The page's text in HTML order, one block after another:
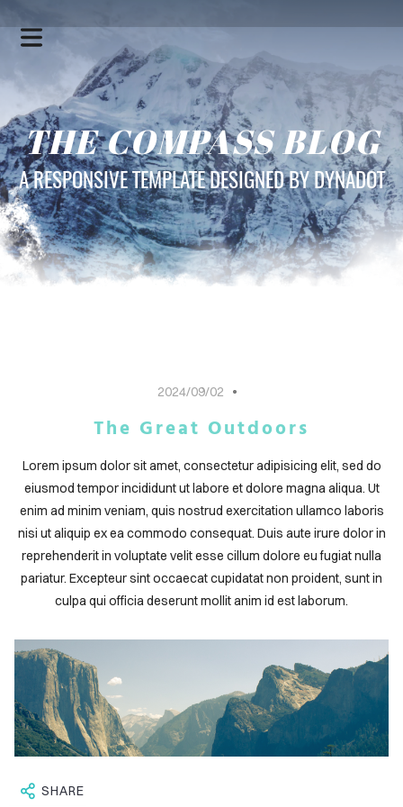
THE COMPASS BLOG
A RESPONSIVE TEMPLATE DESIGNED BY DYNADOT
CONTACT
2024/09/02
The Great Outdoors
Lorem ipsum dolor sit amet, consectetur adipisicing elit, sed do
eiusmod tempor incididunt ut labore et dolore magna aliqua. Ut
enim ad minim veniam, quis nostrud exercitation ullamco laboris
nisi ut aliquip ex ea commodo consequat. Duis aute irure dolor in
reprehenderit in voluptate velit esse cillum dolore eu fugiat nulla
pariatur. Excepteur sint occaecat cupidatat non proident, sunt in
culpa qui officia deserunt mollit anim id est laborum.
SHARE